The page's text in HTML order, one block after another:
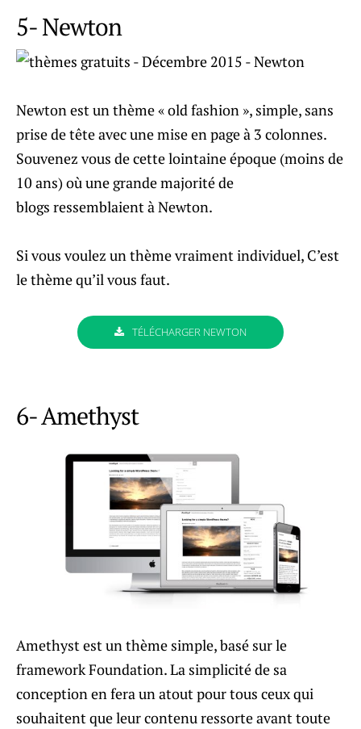
5- Newton
Newton est un thème « old fashion », simple, sans
prise de tête avec une mise en page à 3 colonnes.
Souvenez vous de cette lointaine époque (moins de
10 ans) où une grande majorité de
blogs ressemblaient à Newton.
Si vous voulez un thème vraiment individuel, C’est
le thème qu’il vous faut.
TÉLÉCHARGER NEWTON
6- Amethyst
Amethyst est un thème simple, basé sur le
framework Foundation. La simplicité de sa
conception en fera un atout pour tous ceux qui
souhaitent que leur contenu ressorte avant toute